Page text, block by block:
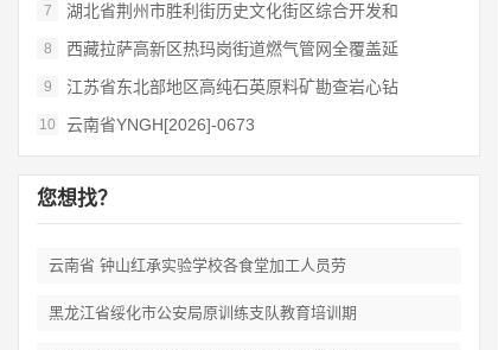
7 湖北省荆州市胜利街历史文化街区综合开发和
8 西藏拉萨高新区热玛岗街道燃气管网全覆盖延
9 江苏省东北部地区高纯石英原料矿勘查岩心钻
10 云南省YNGH[2026]-0673
您想找？
云南省 钟山红承实验学校各食堂加工人员劳
黑龙江省绥化市公安局原训练支队教育培训期